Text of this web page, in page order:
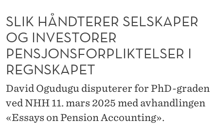
R
E
R
S
E
L
SLIK HÅNDTERER SELSKAPER
OG INVESTORER
PENSJONSFORPLIKTELSER I
REGNSKAPET
David Ogudugu disputerer for PhD-graden
ved NHH 11. mars 2025 med avhandlingen
«Essays on Pension Accounting».